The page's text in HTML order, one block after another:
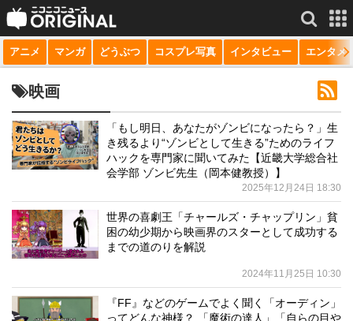
サービス一覧 もっと見る
niconico
動画
生放送
チャンネル
マンガ
アニメ マンガ どうぶつ コスプレ写真 インタビュー エンタメ
映画
「もし明日、あなたがゾンビになったら？」生
き残るより“ゾンビとして生きる”ためのライフ
ハックを専門家に聞いてみた【近畿大学総合社
会学部 ゾンビ先生（岡本健教授）】
2025年12月24日 18:30
世界の喜劇王「チャールズ・チャップリン」貧
困の幼少期から映画界のスターとして成功する
までの道のりを解説
2024年11月25日 10:30
『FF』などのゲームでよく聞く「オーディン」
ってどんな神様？ 「魔術の達人」「自らの目や